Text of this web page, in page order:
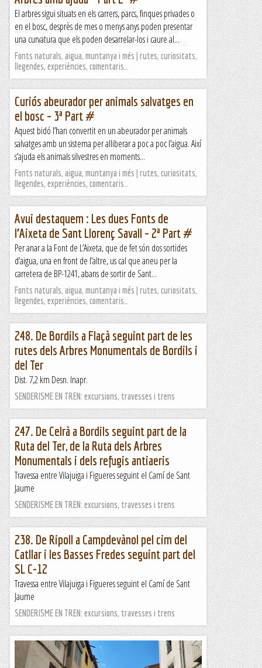
DILLUNS, 21 D'AGOST Avui comencem una petita escapada
amb el Lluis. Mentre realitzarem la última escapada a
Nafarroa va sorgir a la conversa que ell coneixia Panticosa...
Els Visas
El arbres sigui situats en els carrers, parcs, finques privades o
en el bosc, desprès de mes o menys anys poden presentar
una curvatura que els poden desarrelar-los i caure al...
Fonts naturals, aigua, muntanya i més | rutes, curiositats,
llegendes, experiències, comentaris…
Curiós abeurador per animals salvatges en
el bosc – 3ª Part #
Aquest bidó l’han convertit en un abeurador per animals
salvatges amb un sistema per alliberar a poc a poc l’aigua. Així
s’ajuda els animals silvestres en moments...
Fonts naturals, aigua, muntanya i més | rutes, curiositats,
llegendes, experiències, comentaris…
Avui destaquem : Les dues Fonts de
l’Aixeta de Sant Llorenç Savall – 2ª Part #
Per anar a la Font de L’Aixeta, que de fet són dos sortides
d’aigua, una en front de l’altre, us cal que aneu per la
carretera de BP-1241, abans de sortir de Sant...
Fonts naturals, aigua, muntanya i més | rutes, curiositats,
llegendes, experiències, comentaris…
248. De Bordils a Flaçà seguint part de les
rutes dels Arbres Monumentals de Bordils i
del Ter
Dist. 7,2 km Desn. Inapr.
SENDERISME EN TREN: excursions, travesses i trens
247. De Celrà a Bordils seguint part de la
Ruta del Ter, de la Ruta dels Arbres
Monumentals i dels refugis antiaeris
Travessa entre Vilajuïga i Figueres seguint el Camí de Sant
Jaume
SENDERISME EN TREN: excursions, travesses i trens
238. De Ripoll a Campdevànol pel cim del
Catllar i les Basses Fredes seguint part del
SL C-12
Travessa entre Vilajuïga i Figueres seguint el Camí de Sant
Jaume
SENDERISME EN TREN: excursions, travesses i trens